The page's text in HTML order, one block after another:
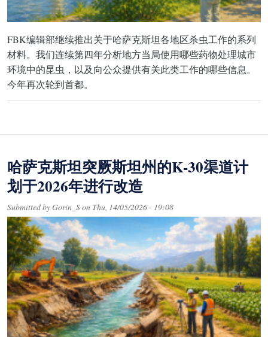
FBK编辑部继续推出关于哈萨克斯坦各地区杀虫工作的系列
材料。我们连续第四年分析地方当局使用哪些药物处理城市
环境中的昆虫，以及向公众提供有关此类工作的哪些信息。
今年再次轮到首都。
哈萨克斯坦突厥斯坦州的K-30渠道计
划于2026年进行改造
Submitted byGorin_Son Thu, 14/05/2026 - 19:08